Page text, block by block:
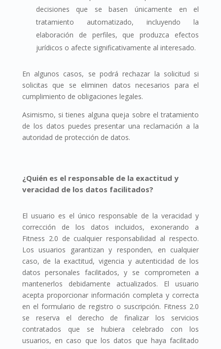
decisiones que se basen únicamente en el
tratamiento automatizado, incluyendo la
elaboración de perfiles, que produzca efectos
jurídicos o afecte significativamente al interesado.
En algunos casos, se podrá rechazar la solicitud si
solicitas que se eliminen datos necesarios para el
cumplimiento de obligaciones legales.
Asimismo, si tienes alguna queja sobre el tratamiento
de los datos puedes presentar una reclamación a la
autoridad de protección de datos.
¿Quién es el responsable de la exactitud y
veracidad de los datos facilitados?
El usuario es el único responsable de la veracidad y
corrección de los datos incluidos, exonerando a
Fitness 2.0 de cualquier responsabilidad al respecto.
Los usuarios garantizan y responden, en cualquier
caso, de la exactitud, vigencia y autenticidad de los
datos personales facilitados, y se comprometen a
mantenerlos debidamente actualizados. El usuario
acepta proporcionar información completa y correcta
en el formulario de registro o suscripción. Fitness 2.0
se reserva el derecho de finalizar los servicios
contratados que se hubiera celebrado con los
usuarios, en caso que los datos que haya facilitado